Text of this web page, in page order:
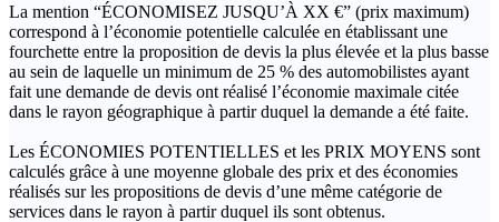
La mention “ÉCONOMISEZ JUSQU’À XX €” (prix maximum)
correspond à l’économie potentielle calculée en établissant une
fourchette entre la proposition de devis la plus élevée et la plus basse
au sein de laquelle un minimum de 25 % des automobilistes ayant
fait une demande de devis ont réalisé l’économie maximale citée
dans le rayon géographique à partir duquel la demande a été faite.
Les ÉCONOMIES POTENTIELLES et les PRIX MOYENS sont
calculés grâce à une moyenne globale des prix et des économies
réalisés sur les propositions de devis d’une même catégorie de
services dans le rayon à partir duquel ils sont obtenus.